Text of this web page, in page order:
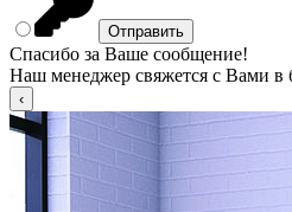
Спасибо за Ваше сообщение!
Наш менеджер свяжется с Вами в